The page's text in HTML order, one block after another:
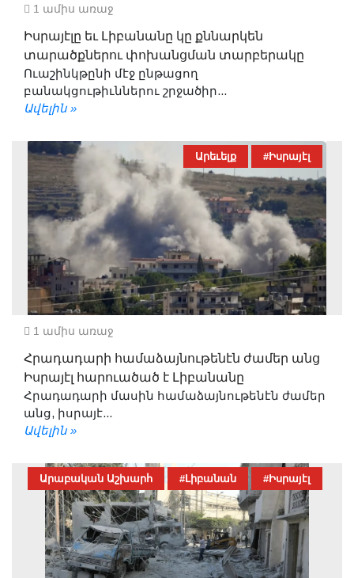
1 ամիս առաջ
Իսրայէլը եւ Լիբանանը կը քննարկեն
տարածքներու փոխանցման տարբերակը
Ուաշինկթընի մէջ ընթացող
բանակցութիւններու շրջածիր...
Ավելին »
Արեւելք #Իսրայէլ
1 ամիս առաջ
Հրադադարի համաձայնութենէն ժամեր անց
Իսրայէլ հարուածած է Լիբանանը
Հրադադարի մասին համաձայնութենէն ժամեր
անց, իսրայէ...
Ավելին »
Արաբական Աշխարհ #Լիբանան #Իսրայէլ